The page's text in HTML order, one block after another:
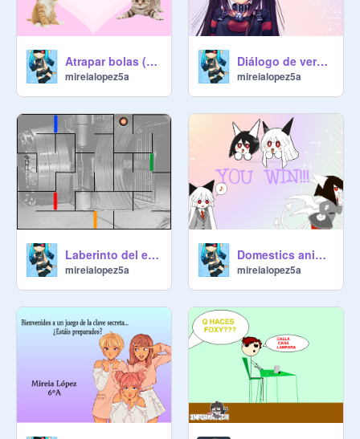
Atrapar bolas (mireia 5ºA) copy
mireialopez5a
Diálogo de verano. (Mireia)
mireialopez5a
Laberinto del espía (Mireia y Maria)
mireialopez5a
Domestics animals memory (MIREIA)
mireialopez5a